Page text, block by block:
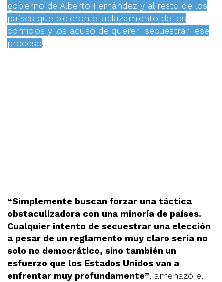
gobierno de Alberto Fernández y al resto de los
países que pidieron el aplazamiento de los
comicios y los acusó de querer "secuestrar" ese
proceso.
“Simplemente buscan forzar una táctica
obstaculizadora con una minoría de países.
Cualquier intento de secuestrar una elección
a pesar de un reglamento muy claro sería no
solo no democrático, sino también un
esfuerzo que los Estados Unidos van a
enfrentar muy profundamente”, amenazó el